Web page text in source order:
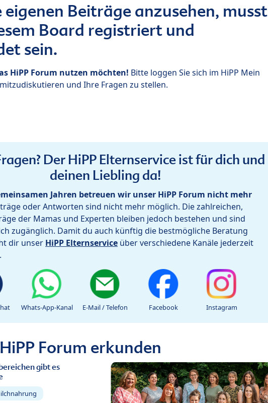
eigenen Beiträge anzusehen, musst
Board registriert und
sein.
HiPP Forum nutzen möchten! Bitte loggen Sie sich im HiPP Mein
und Ihre Fragen zu stellen.
Der HiPP Elternservice ist für dich und
deinen Liebling da!
Jahren betreuen wir unser HiPP Forum nicht mehr
oder Antworten sind nicht mehr möglich. Die zahlreichen,
der Mamas und Experten bleiben jedoch bestehen und sind
zugänglich. Damit du auch künftig die bestmögliche Beratung
dir unser HiPP Elternservice über verschiedene Kanäle jederzeit
Whats-App-Kanal E-Mail / Telefon Facebook Instagram
Forum erkunden
gibt es